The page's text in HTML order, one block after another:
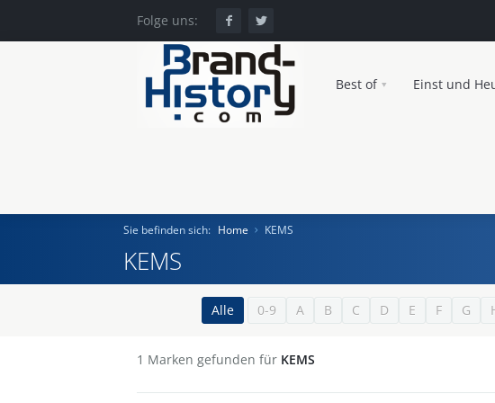
Folge uns:
Best of Einst und
Sie befinden sich: Home KEMS
KEMS
Alle 0-9 A B C D E F G
1 Marken gefunden für KEMS